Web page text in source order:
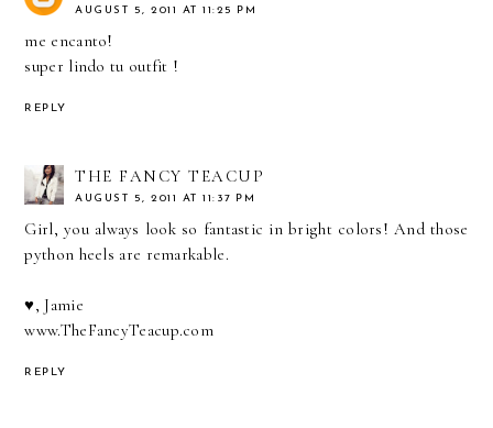
AUGUST 5, 2011 AT 11:25 PM
me encanto!
super lindo tu outfit !
REPLY
THE FANCY TEACUP
AUGUST 5, 2011 AT 11:37 PM
Girl, you always look so fantastic in bright colors! And those
python heels are remarkable.
♥, Jamie
www.TheFancyTeacup.com
REPLY